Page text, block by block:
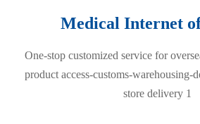
Medical Internet
One-stop customized service for
product access-customs-warehousing-
store delivery 1